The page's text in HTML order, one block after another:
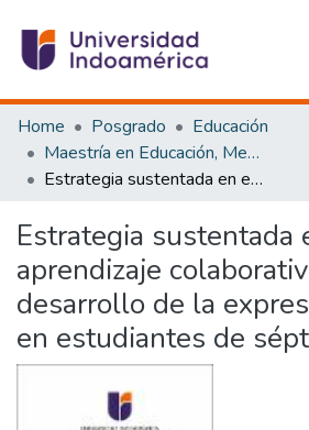
Communities & Collections
All of DSpace
Statistics
Home Posgrado
Educación
Maestría en Educación, Mención Innovación y Liderazgo Educativo
Estrategia sustentada en el aprendizaje colaborativo para el desarrollo de la expresión escrita en estudiantes de séptimo año
Estrategia sustentada
aprendizaje
desarrollo de la
en estudiantes de